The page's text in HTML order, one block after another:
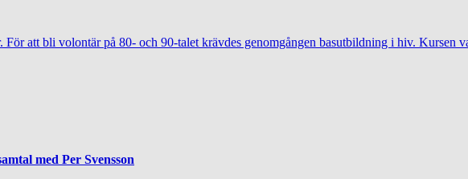
att bli volontär på 80- och 90-talet krävdes genomgången basutbildning i hiv. Kursen
med Per Svensson